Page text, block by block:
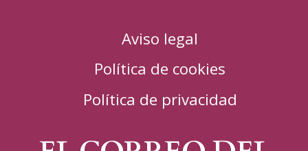
Aviso legal
Política de cookies
Política de privacidad